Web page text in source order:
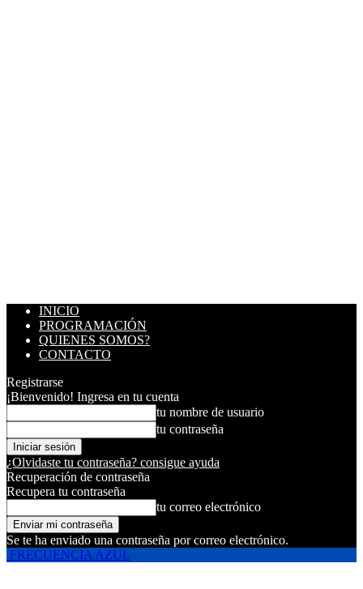
INICIO
PROGRAMACIÓN
QUIENES SOMOS?
CONTACTO
Registrarse
¡Bienvenido! Ingresa en tu cuenta
tu nombre de usuario
tu contraseña
¿Olvidaste tu contraseña? consigue ayuda
Recuperación de contraseña
Recupera tu contraseña
tu correo electrónico
Se te ha enviado una contraseña por correo electrónico.
FRECUENCIA AZUL